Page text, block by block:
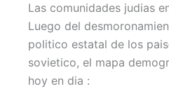
Las comunidades judias
Luego del
politico estatal de los
sovietico, el mapa
hoy en dia :